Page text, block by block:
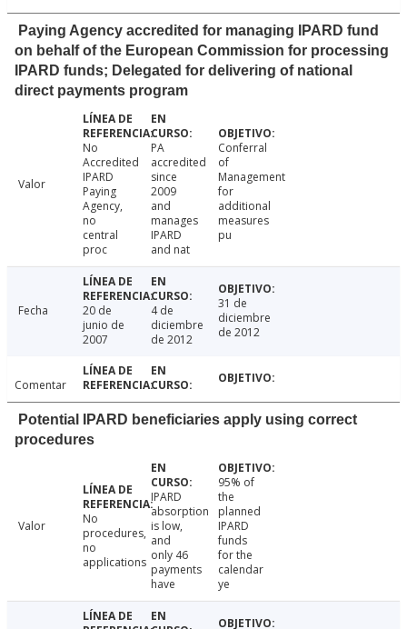
Paying Agency accredited for managing IPARD fund
on behalf of the European Commission for processing
IPARD funds; Delegated for delivering of national
direct payments program
Valor
No
Accredited
IPARD
Paying
Agency,
no
central
proc
PA
accredited
since
2009
and
manages
IPARD
and nat
Conferral
of
Management
for
additional
measures
pu
Fecha
20 de
junio de
2007
4 de
diciembre
de 2012
31 de
diciembre
de 2012
Comentar
Potential IPARD beneficiaries apply using correct
procedures
Valor
No
procedures,
no
applications
IPARD
absorption
is low,
and
only 46
payments
have
95% of
the
planned
IPARD
funds
for the
calendar
ye